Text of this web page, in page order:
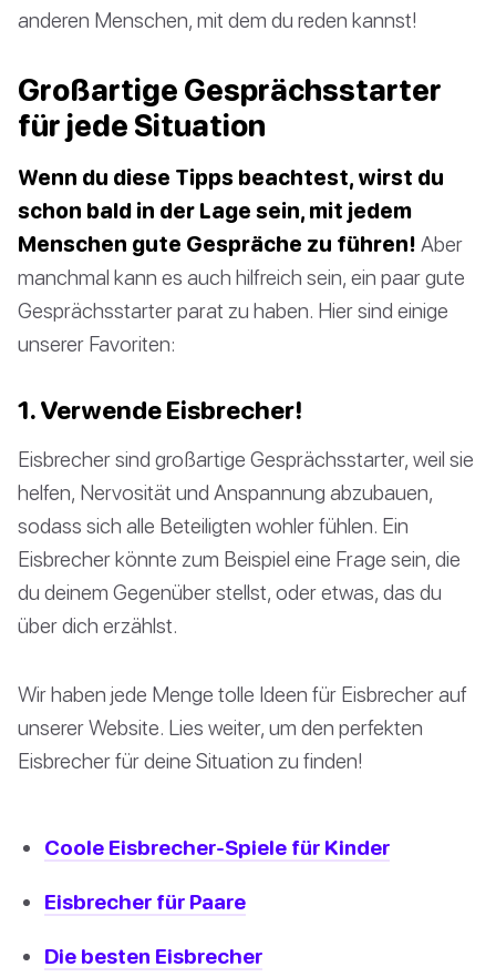
anderen Menschen, mit dem du reden kannst!
Großartige Gesprächsstarter
für jede Situation
Wenn du diese Tipps beachtest, wirst du
schon bald in der Lage sein, mit jedem
Menschen gute Gespräche zu führen! Aber
manchmal kann es auch hilfreich sein, ein paar gute
Gesprächsstarter parat zu haben. Hier sind einige
unserer Favoriten:
1. Verwende Eisbrecher!
Eisbrecher sind großartige Gesprächsstarter, weil sie
helfen, Nervosität und Anspannung abzubauen,
sodass sich alle Beteiligten wohler fühlen. Ein
Eisbrecher könnte zum Beispiel eine Frage sein, die
du deinem Gegenüber stellst, oder etwas, das du
über dich erzählst.
Wir haben jede Menge tolle Ideen für Eisbrecher auf
unserer Website. Lies weiter, um den perfekten
Eisbrecher für deine Situation zu finden!
Coole Eisbrecher-Spiele für Kinder
Eisbrecher für Paare
Die besten Eisbrecher